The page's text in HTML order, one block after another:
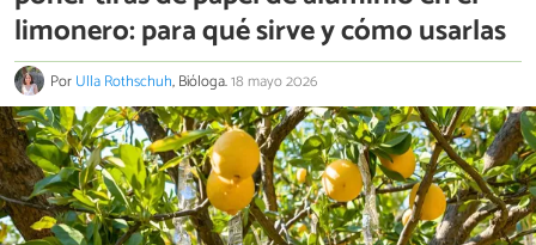
limonero: para qué sirve y cómo usarlas
PorUlla Rothschuh, Bióloga.18 mayo 2026